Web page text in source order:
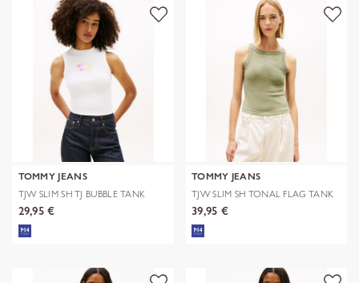
TOMMY JEANS
TJW SLIM SH TJ BUBBLE TANK
29,95 €
TOMMY JEANS
TJW SLIM SH TONAL FLAG TANK
39,95 €